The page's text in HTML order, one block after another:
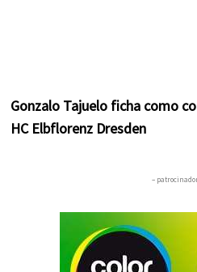
Gonzalo Tajuelo ficha como
HC Elbflorenz Dresden
–